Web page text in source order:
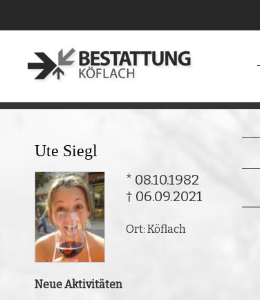
Ute Siegl
* 08.10.1982
† 06.09.2021
Ort: Köflach
Neue Aktivitäten